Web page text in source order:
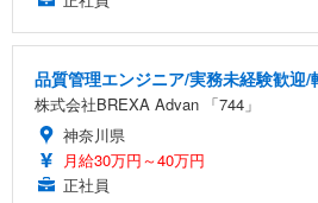
品質管理エンジニア/実務未経験歓迎/
株式会社BREXA Advan 「744」
神奈川県
月給30万円～40万円
正社員